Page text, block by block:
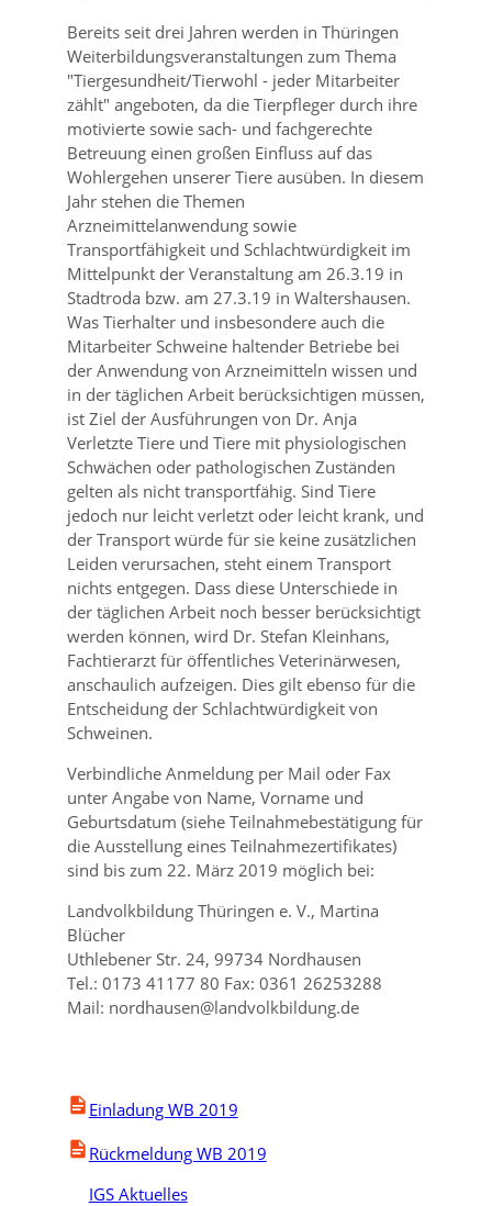
Bereits seit drei Jahren werden in Thüringen
Weiterbildungsveranstaltungen zum Thema
Tiergesundheit/Tierwohl - jeder Mitarbeiter
zählt angeboten, da die Tierpfleger durch ihre
motivierte sowie sach- und fachgerechte
Betreuung einen großen Einfluss auf das
Wohlergehen unserer Tiere ausüben. In diesem
Jahr stehen die Themen
Arzneimittelanwendung sowie
Transportfähigkeit und Schlachtwürdigkeit im
Mittelpunkt der Veranstaltung am 26.3.19 in
Stadtroda bzw. am 27.3.19 in Waltershausen.
Was Tierhalter und insbesondere auch die
Mitarbeiter Schweine haltender Betriebe bei
der Anwendung von Arzneimitteln wissen und
in der täglichen Arbeit berücksichtigen müssen,
ist Ziel der Ausführungen von Dr. Anja
Verletzte Tiere und Tiere mit physiologischen
Schwächen oder pathologischen Zuständen
gelten als nicht transportfähig. Sind Tiere
jedoch nur leicht verletzt oder leicht krank, und
der Transport würde für sie keine zusätzlichen
Leiden verursachen, steht einem Transport
nichts entgegen. Dass diese Unterschiede in
der täglichen Arbeit noch besser berücksichtigt
werden können, wird Dr. Stefan Kleinhans,
Fachtierarzt für öffentliches Veterinärwesen,
anschaulich aufzeigen. Dies gilt ebenso für die
Entscheidung der Schlachtwürdigkeit von
Schweinen.
Verbindliche Anmeldung per Mail oder Fax
unter Angabe von Name, Vorname und
Geburtsdatum (siehe Teilnahmebestätigung für
die Ausstellung eines Teilnahmezertifikates)
sind bis zum 22. März 2019 möglich bei:
Landvolkbildung Thüringen e. V., Martina
Blücher
Uthlebener Str. 24, 99734 Nordhausen
Tel.: 0173 41177 80 Fax: 0361 26253288
Mail: nordhausen@landvolkbildung.de
Einladung WB 2019
Rückmeldung WB 2019
IGS Aktuelles